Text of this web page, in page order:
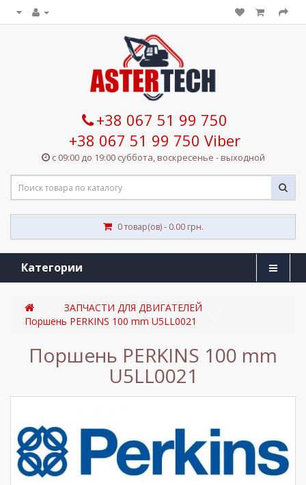
+38 067 51 99 750
+38 067 51 99 750 Viber
с 09:00 до 19:00 суббота, воскресенье - выходной
0 товар(ов) - 0.00 грн.
Категории
ЗАПЧАСТИ ДЛЯ ДВИГАТЕЛЕЙ
Поршень PERKINS 100 mm U5LL0021
Поршень PERKINS 100 mm
U5LL0021